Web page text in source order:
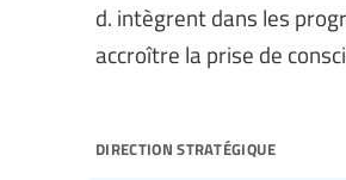
d. intègrent dans les
accroître la prise de
direction stratégique